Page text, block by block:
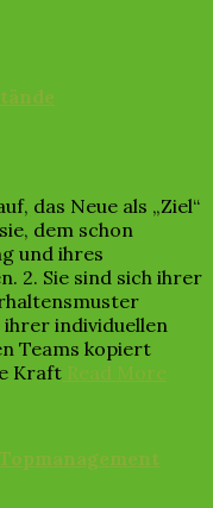
das Neue als „Ziel“
dem schon
und ihres
2. Sie sind sich ihrer
ihrer individuellen
Teams kopiert
Kraft Read More